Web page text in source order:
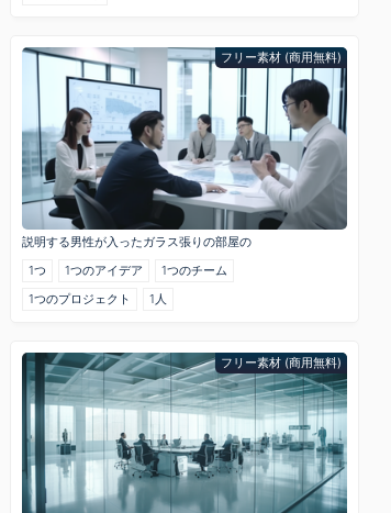
フリー素材 (商用無料)
説明する男性が入ったガラス張りの部屋の
1つ
1つのアイデア
1つのチーム
1つのプロジェクト
1人
フリー素材 (商用無料)